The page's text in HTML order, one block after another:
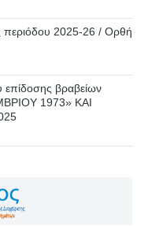
περιόδου 2025-26 / Ορθή
βραβείων
1973» ΚΑΙ